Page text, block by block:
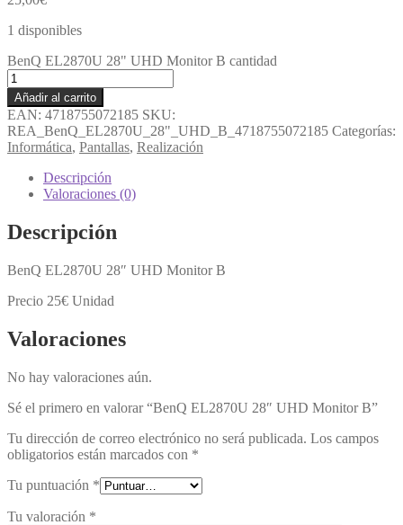
1 disponibles
BenQ EL2870U 28" UHD Monitor B cantidad
Añadir al carrito
EAN: 4718755072185 SKU:
REA_BenQ_EL2870U_28"_UHD_B_4718755072185 Categorías:
Informática, Pantallas, Realización
Descripción
Valoraciones (0)
Descripción
BenQ EL2870U 28″ UHD Monitor B
Precio 25€ Unidad
Valoraciones
No hay valoraciones aún.
Sé el primero en valorar “BenQ EL2870U 28″ UHD Monitor B”
Tu dirección de correo electrónico no será publicada. Los campos
obligatorios están marcados con *
Tu puntuación *
Tu valoración *